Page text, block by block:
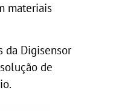
materiais
da Digisensor
de